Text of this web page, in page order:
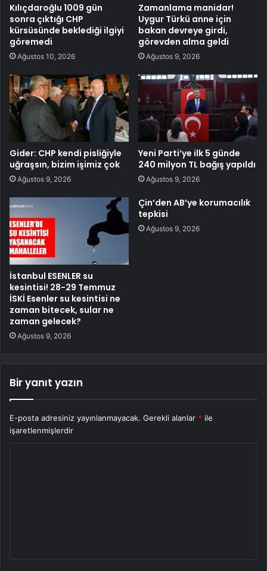
Kılıçdaroğlu 1009 gün
sonra çıktığı CHP
kürsüsünde beklediği ilgiyi
göremedi
Ağustos 10, 2026
Zamanlama manidar!
Uygur Türkü anne için
bakan devreye girdi,
görevden alma geldi
Ağustos 9, 2026
Gider: CHP kendi pisliğiyle
uğraşsın, bizim işimiz çok
Ağustos 9, 2026
Yeni Parti’ye ilk 5 günde
240 milyon TL bağış yapıldı
Ağustos 9, 2026
İstanbul ESENLER su
kesintisi! 28-29 Temmuz
İSKİ Esenler su kesintisi ne
zaman bitecek, sular ne
zaman gelecek?
Ağustos 9, 2026
Çin’den AB’ye korumacılık
tepkisi
Ağustos 9, 2026
Bir yanıt yazın
E-posta adresiniz yayınlanmayacak. Gerekli alanlar * ile
işaretlenmişlerdir